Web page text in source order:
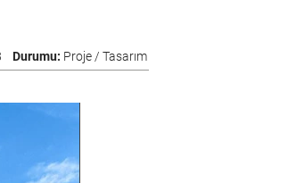
Durumu: Proje / Tasarım